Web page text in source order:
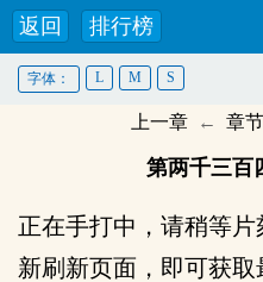
返回 排行榜
字体： L M S
上一章 ← 章
第两千三百
正在手打中，请稍等
新刷新页面，即可获取